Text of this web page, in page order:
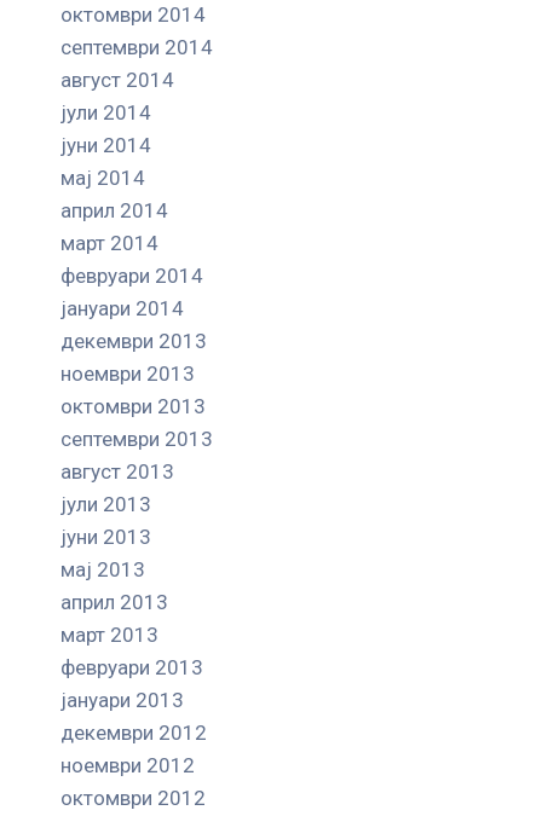
октомври 2014
септември 2014
август 2014
јули 2014
јуни 2014
мај 2014
април 2014
март 2014
февруари 2014
јануари 2014
декември 2013
ноември 2013
октомври 2013
септември 2013
август 2013
јули 2013
јуни 2013
мај 2013
април 2013
март 2013
февруари 2013
јануари 2013
декември 2012
ноември 2012
октомври 2012